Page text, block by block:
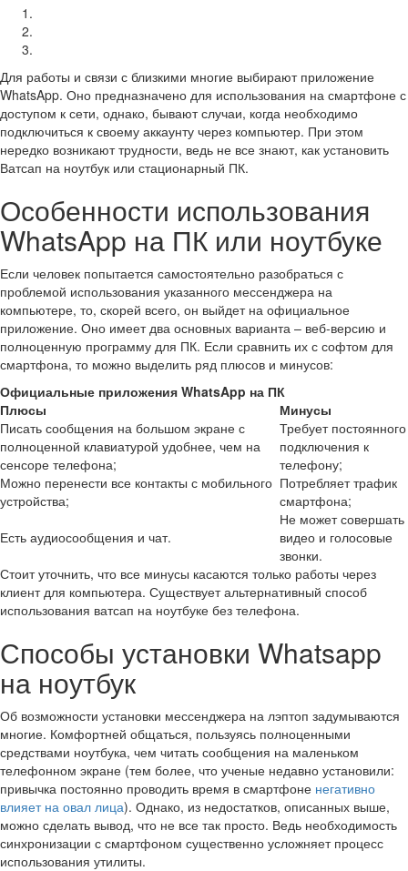
Для работы и связи с близкими многие выбирают приложение
WhatsApp. Оно предназначено для использования на смартфоне с
доступом к сети, однако, бывают случаи, когда необходимо
подключиться к своему аккаунту через компьютер. При этом
нередко возникают трудности, ведь не все знают, как установить
Ватсап на ноутбук или стационарный ПК.
Особенности использования
WhatsApp на ПК или ноутбуке
Если человек попытается самостоятельно разобраться с
проблемой использования указанного мессенджера на
компьютере, то, скорей всего, он выйдет на официальное
приложение. Оно имеет два основных варианта – веб-версию и
полноценную программу для ПК. Если сравнить их с софтом для
смартфона, то можно выделить ряд плюсов и минусов:
Официальные приложения WhatsApp на ПК
Плюсы
Минусы
Писать сообщения на большом экране с
полноценной клавиатурой удобнее, чем на
сенсоре телефона;
Требует постоянного
подключения к
телефону;
Можно перенести все контакты с мобильного
устройства;
Потребляет трафик
смартфона;
Есть аудиосообщения и чат.
Не может совершать
видео и голосовые
звонки.
Стоит уточнить, что все минусы касаются только работы через
клиент для компьютера. Существует альтернативный способ
использования ватсап на ноутбуке без телефона.
Способы установки Whatsapp
на ноутбук
Об возможности установки мессенджера на лэптоп задумываются
многие. Комфортней общаться, пользуясь полноценными
средствами ноутбука, чем читать сообщения на маленьком
телефонном экране (тем более, что ученые недавно установили:
привычка постоянно проводить время в смартфоне негативно
влияет на овал лица). Однако, из недостатков, описанных выше,
можно сделать вывод, что не все так просто. Ведь необходимость
синхронизации с смартфоном существенно усложняет процесс
использования утилиты.